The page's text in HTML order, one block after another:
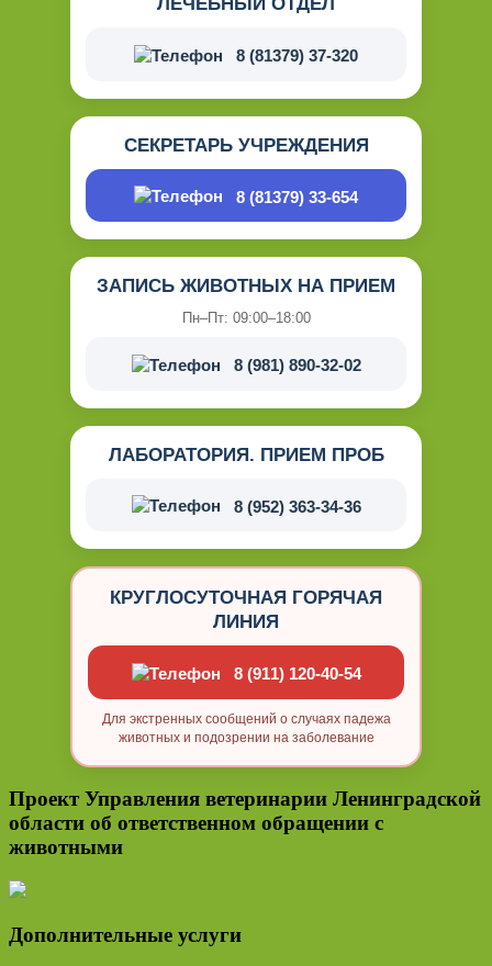
8 (81379) 37-320
СЕКРЕТАРЬ УЧРЕЖДЕНИЯ
8 (81379) 33-654
ЗАПИСЬ ЖИВОТНЫХ НА ПРИЕМ
Пн–Пт: 09:00–18:00
8 (981) 890-32-02
ЛАБОРАТОРИЯ. ПРИЕМ ПРОБ
8 (952) 363-34-36
КРУГЛОСУТОЧНАЯ ГОРЯЧАЯ
ЛИНИЯ
8 (911) 120-40-54
Для экстренных сообщений о случаях падежа
животных и подозрении на заболевание
Проект Управления ветеринарии Ленинградской
области об ответственном обращении с
животными
Дополнительные услуги